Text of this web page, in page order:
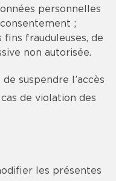
personnelles
;
fins frauduleuses, de
non autorisée.
suspendre l’accès
de violation des
les présentes